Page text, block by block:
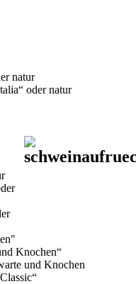
natur
oder natur
Knochen“
und Knochen